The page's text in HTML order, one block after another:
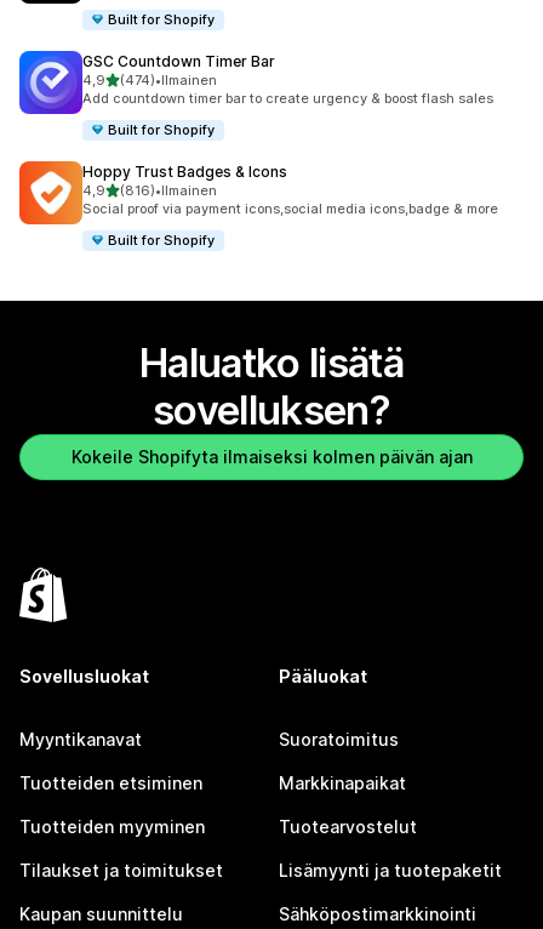
Built for Shopify
GSC Countdown Timer Bar
4,9/ 5 tähteä
(474)
474 arvostelua yhteensä
•Ilmainen
Add countdown timer bar to create urgency & boost flash sales
Built for Shopify
Hoppy Trust Badges & Icons
4,9/ 5 tähteä
(816)
816 arvostelua yhteensä
•Ilmainen
Social proof via payment icons,social media icons,badge & more
Built for Shopify
Haluatko lisätä
sovelluksen?
Kokeile Shopifyta ilmaiseksi kolmen päivän ajan
Sovellusluokat
Myyntikanavat
Tuotteiden etsiminen
Tuotteiden myyminen
Tilaukset ja toimitukset
Kaupan suunnittelu
Pääluokat
Suoratoimitus
Markkinapaikat
Tuotearvostelut
Lisämyynti ja tuotepaketit
Sähköpostimarkkinointi